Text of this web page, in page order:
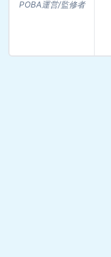
POBA運営/監修者